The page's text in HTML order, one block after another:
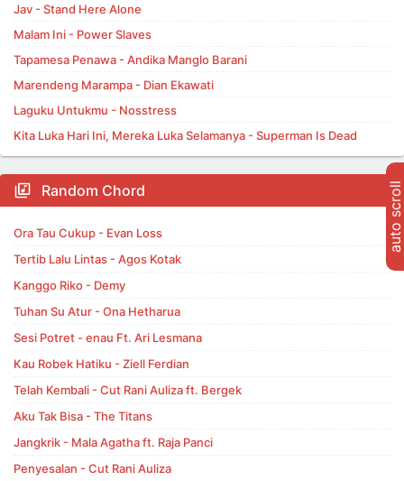
Jav - Stand Here Alone
Malam Ini - Power Slaves
Tapamesa Penawa - Andika Manglo Barani
Marendeng Marampa - Dian Ekawati
Laguku Untukmu - Nosstress
Kita Luka Hari Ini, Mereka Luka Selamanya - Superman Is Dead
Random Chord
Ora Tau Cukup - Evan Loss
Tertib Lalu Lintas - Agos Kotak
Kanggo Riko - Demy
Tuhan Su Atur - Ona Hetharua
Sesi Potret - enau Ft. Ari Lesmana
Kau Robek Hatiku - Ziell Ferdian
Telah Kembali - Cut Rani Auliza ft. Bergek
Aku Tak Bisa - The Titans
Jangkrik - Mala Agatha ft. Raja Panci
Penyesalan - Cut Rani Auliza
auto scroll